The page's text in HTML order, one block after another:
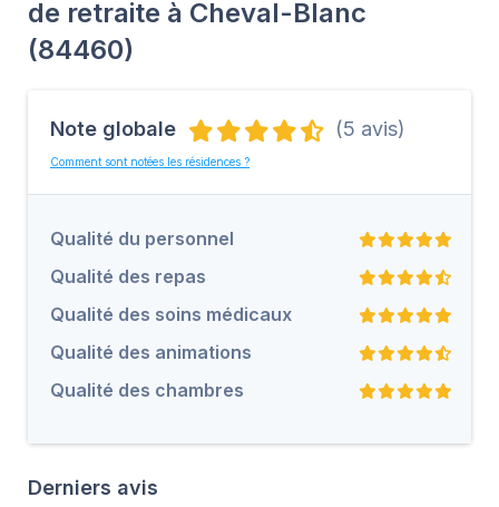
de retraite à Cheval-Blanc
(84460)
Note globale (5 avis)
Comment sont notées les résidences ?
Qualité du personnel
Qualité des repas
Qualité des soins médicaux
Qualité des animations
Qualité des chambres
Derniers avis